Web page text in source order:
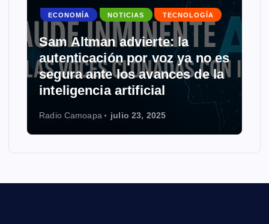
ECONOMÍA NOTICIAS TECNOLOGÍA
Sam Altman advierte: la
autenticación por voz ya no es
segura ante los avances de la
inteligencia artificial
Radio Camoapa julio 23, 2025